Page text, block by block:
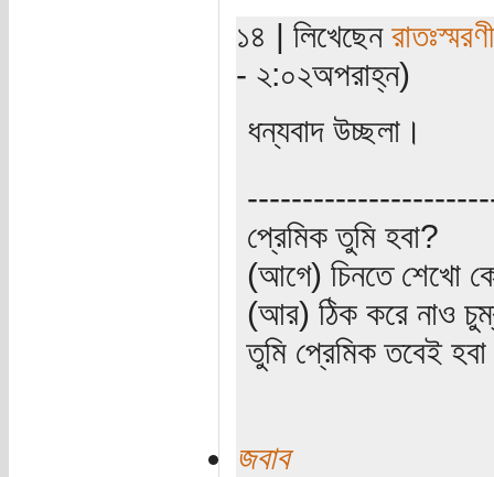
১৪ | লিখেছেন
- ২:০২অপরাহ্ন)
ধন্যবাদ উচ্ছলা।
প্রেমিক তুমি হবা?
(আগে) চিনতে শেখো
(আর) ঠিক করে নাও
তুমি প্রেমিক তবেই
জবাব